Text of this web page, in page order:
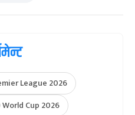
League 2026
World Cup 2026